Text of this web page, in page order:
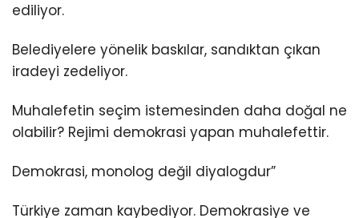
ediliyor.
Belediyelere yönelik baskılar, sandıktan çıkan
iradeyi zedeliyor.
Muhalefetin seçim istemesinden daha doğal ne
olabilir? Rejimi demokrasi yapan muhalefettir.
Demokrasi, monolog değil diyalogdur”
Türkiye zaman kaybediyor. Demokrasiye ve